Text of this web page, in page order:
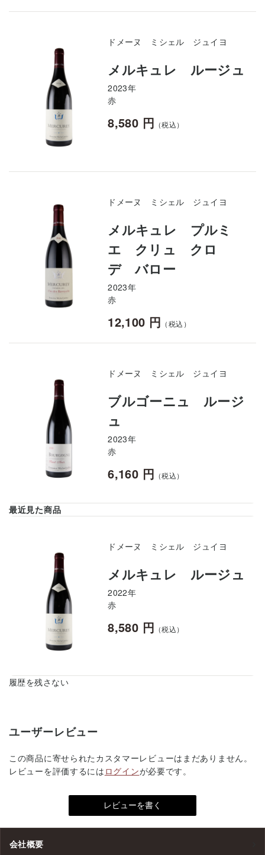
ドメーヌ ミシェル ジュイヨ
メルキュレ ルージュ
2023年
赤
8,580 円 （税込）
ドメーヌ ミシェル ジュイヨ
メルキュレ プルミ
エ クリュ クロ
デ バロー
2023年
赤
12,100 円 （税込）
ドメーヌ ミシェル ジュイヨ
ブルゴーニュ ルージ
ュ
2023年
赤
6,160 円 （税込）
最近見た商品
ドメーヌ ミシェル ジュイヨ
メルキュレ ルージュ
2022年
赤
8,580 円 （税込）
履歴を残さない
ユーザーレビュー
この商品に寄せられたカスタマーレビューはまだありません。
レビューを評価するには ログインが必要です。
会社概要